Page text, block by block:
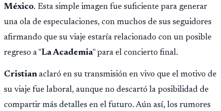
México. Esta simple imagen fue suficiente para generar
una ola de especulaciones, con muchos de sus seguidores
afirmando que su viaje estaría relacionado con un posible
regreso a "La Academia" para el concierto final.
Cristian aclaró en su transmisión en vivo que el motivo de
su viaje fue laboral, aunque no descartó la posibilidad de
compartir más detalles en el futuro. Aún así, los rumores